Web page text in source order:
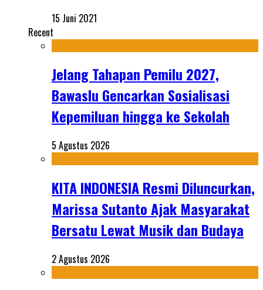
15 Juni 2021
Recent
Jelang Tahapan Pemilu 2027,
Bawaslu Gencarkan Sosialisasi
Kepemiluan hingga ke Sekolah
5 Agustus 2026
KITA INDONESIA Resmi Diluncurkan,
Marissa Sutanto Ajak Masyarakat
Bersatu Lewat Musik dan Budaya
2 Agustus 2026